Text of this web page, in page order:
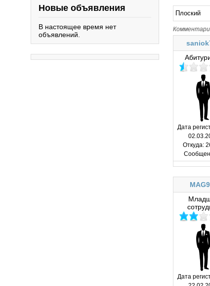
Новые объявления
В настоящее время нет
объявлений.
Дата
Откуда:
Дата